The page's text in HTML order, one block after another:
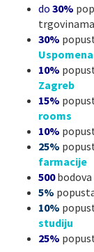
do 30%
trgovinama
30%
Uspomena
10%
Zagreb
15%
rooms
10%
25%
farmacije
500
5%
10%
studiju
25%